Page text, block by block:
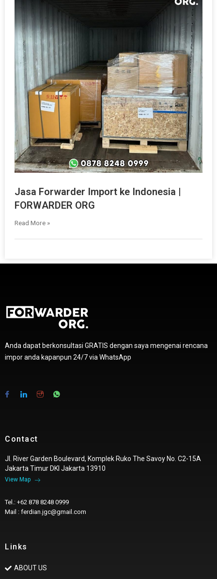
Jasa Forwarder Import ke Indonesia |
FORWARDER ORG
Read More »
Anda dapat berkonsultasi GRATIS dengan saya mengenai rencana
impor anda kapanpun 24/7 via WhatsApp
Contact
Jl. River Garden Boulevard, Komplek Ruko The Savoy No. C2-15A
Jakarta Timur DKI Jakarta 13910
View Map
Tel.: +62 878 8248 0999
Mail : ferdian.jgc@gmail.com
Links
ABOUT US